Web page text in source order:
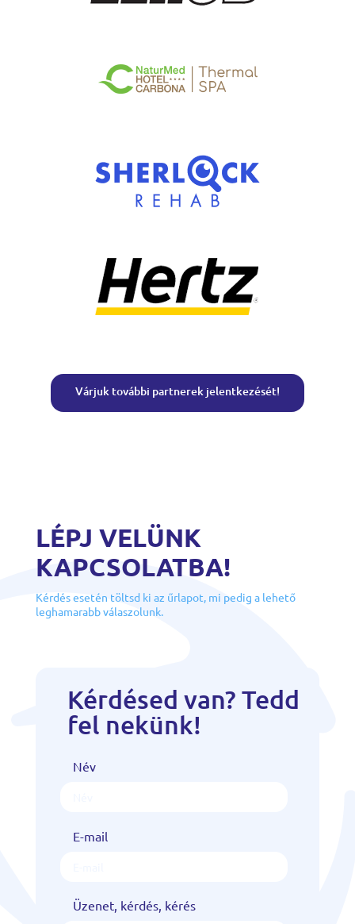
Várjuk további partnerek jelentkezését!
LÉPJ VELÜNK
KAPCSOLATBA!
Kérdés esetén töltsd ki az űrlapot, mi pedig a lehető
leghamarabb válaszolunk.
Kérdésed van? Tedd
fel nekünk!
Név
E-mail
Üzenet, kérdés, kérés